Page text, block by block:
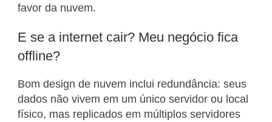
favor da nuvem.
E se a internet cair? Meu negócio fica
offline?
Bom design de nuvem inclui redundância: seus
dados não vivem em um único servidor ou local
físico, mas replicados em múltiplos servidores